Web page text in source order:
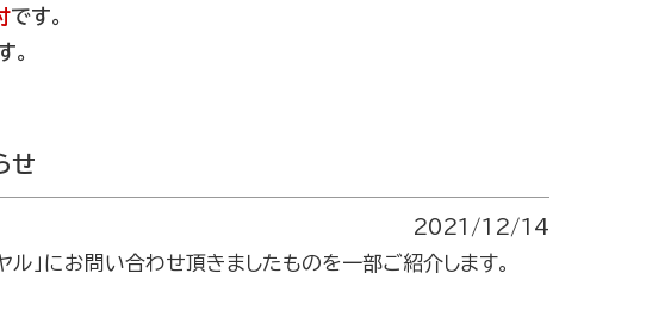
です。
。
せ
2021/12/14
ル」にお問い合わせ頂きましたものを一部ご紹介します。